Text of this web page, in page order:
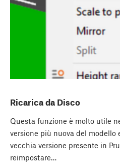
Ricarica da Disco
Questa funzione è molto utile
versione più nuova del modello
vecchia versione presente in
reimpostare…